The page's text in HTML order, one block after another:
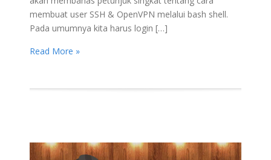
membuat user SSH & OpenVPN melalui bash shell.
Pada umumnya kita harus login […]
Read More »